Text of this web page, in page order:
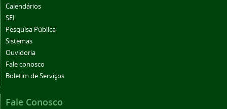
Calendários
SEI
Pesquisa Pública
Sistemas
Ouvidoria
Fale conosco
Boletim de Serviços
Fale Conosco